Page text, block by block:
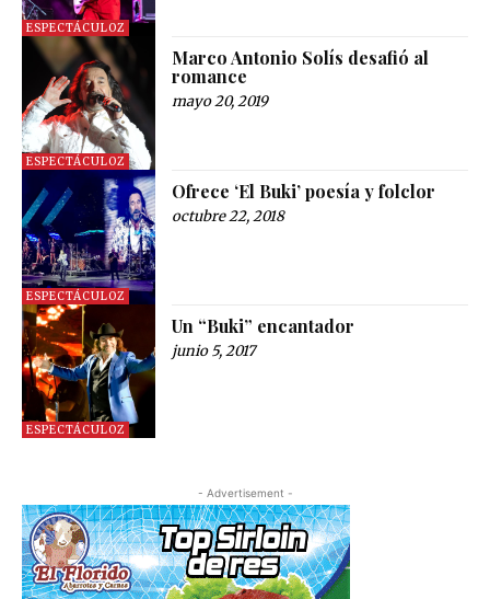
ESPECTÁCULOZ
ESPECTÁCULOZ
Marco Antonio Solís desafió al
romance
mayo 20, 2019
ESPECTÁCULOZ
Ofrece ‘El Buki’ poesía y folclor
octubre 22, 2018
ESPECTÁCULOZ
Un “Buki” encantador
junio 5, 2017
- Advertisement -